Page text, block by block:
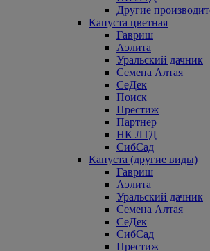
Другие
Капуста цветная
Гавриш
Аэлита
Уральский дачник
Семена Алтая
СеДек
Поиск
Престиж
Партнер
НК ЛТД
СибСад
Капуста (другие виды)
Гавриш
Аэлита
Уральский дачник
Семена Алтая
СеДек
СибСад
Престиж